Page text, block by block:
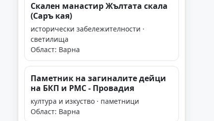
Скален манастир Жълтата скала
(Саръ кая)
исторически забележителности ·
светилища
Област: Варна
Паметник на загиналите дейци
на БКП и РМС - Провадия
култура и изкуство · паметници
Област: Варна